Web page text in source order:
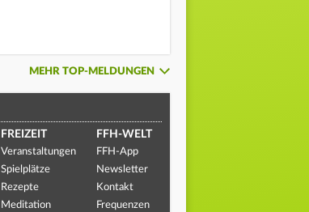
MEHR TOP-MELDUNGEN
FREIZEIT
Veranstaltungen
Spielplätze
Rezepte
Meditation
FFH-WELT
FFH-App
Newsletter
Kontakt
Frequenzen